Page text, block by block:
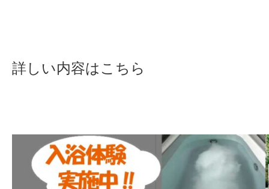
詳しい内容はこちら